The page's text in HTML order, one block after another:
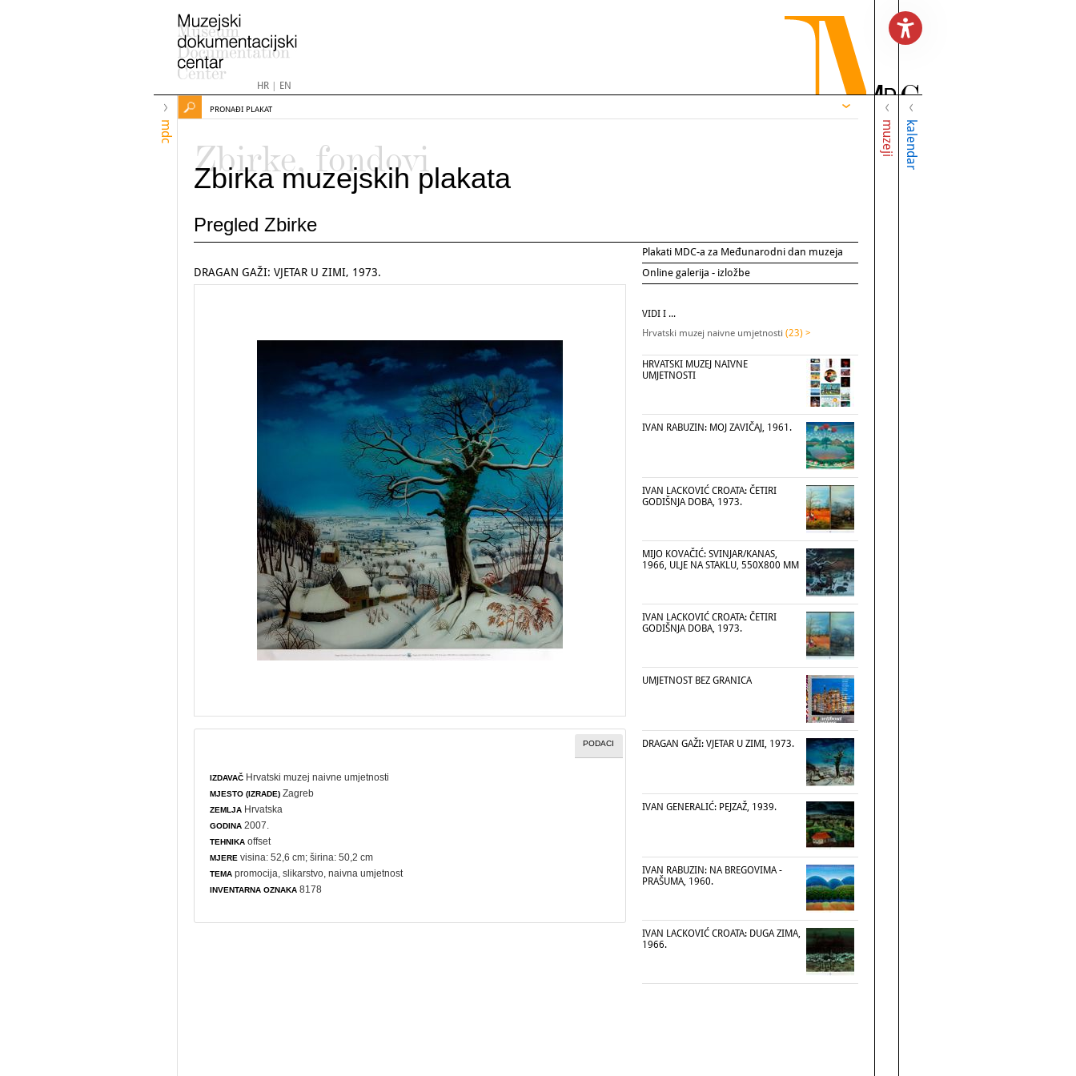
HR| EN
mdc muzeji kalendar
PRONAĐI PLAKAT
Zbirke, fondovi
Zbirka muzejskih plakata
Pregled Zbirke
Plakati MDC-a za Međunarodni dan muzeja
Online galerija - izložbe
DRAGAN GAŽI: VJETAR U ZIMI, 1973.
PODACI
IZDAVAČ Hrvatski muzej naivne umjetnosti
MJESTO (IZRADE) Zagreb
ZEMLJA Hrvatska
GODINA 2007.
TEHNIKA offset
MJERE visina: 52,6 cm; širina: 50,2 cm
TEMA promocija ,slikarstvo ,naivna umjetnost
INVENTARNA OZNAKA 8178
VIDI I ...
Hrvatski muzej naivne umjetnosti (23) >
HRVATSKI MUZEJ NAIVNE
UMJETNOSTI
IVAN RABUZIN: MOJ ZAVIČAJ, 1961.
IVAN LACKOVIĆ CROATA: ČETIRI
GODIŠNJA DOBA, 1973.
MIJO KOVAČIĆ: SVINJAR/KANAS,
1966, ULJE NA STAKLU, 550X800 MM
IVAN LACKOVIĆ CROATA: ČETIRI
GODIŠNJA DOBA, 1973.
UMJETNOST BEZ GRANICA
DRAGAN GAŽI: VJETAR U ZIMI, 1973.
IVAN GENERALIĆ: PEJZAŽ, 1939.
IVAN RABUZIN: NA BREGOVIMA -
PRAŠUMA, 1960.
IVAN LACKOVIĆ CROATA: DUGA ZIMA,
1966.